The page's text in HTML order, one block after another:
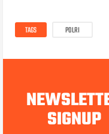
TAGS POLRI
SIGNUP